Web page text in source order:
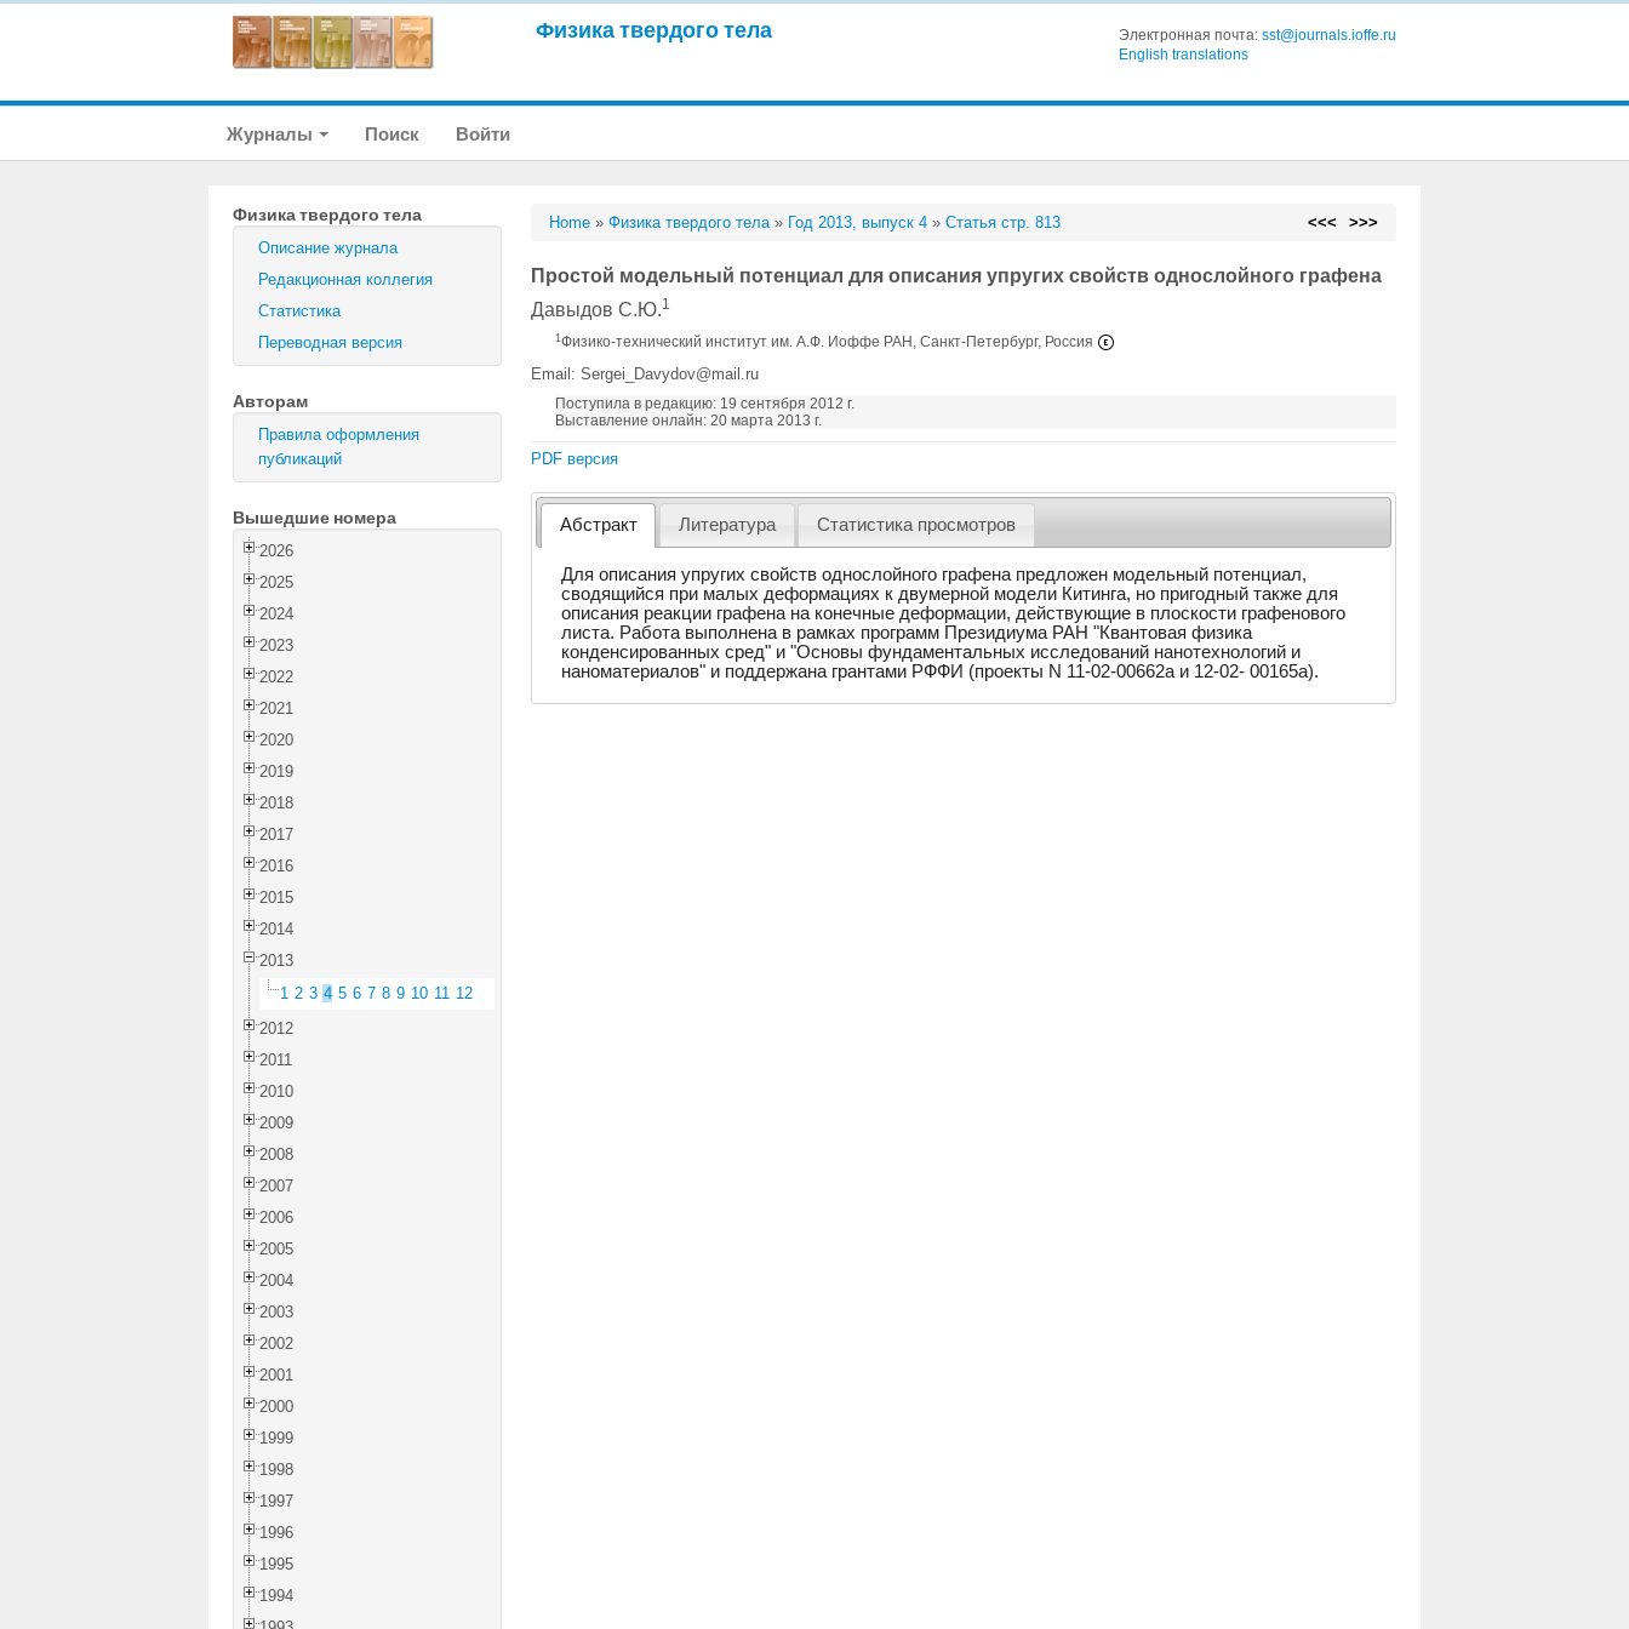
Физика твердого тела Электронная почта: sst@journals.ioffe.ru
English translations
Журналы Поиск Войти
Физика твердого тела
Описание журнала
Редакционная коллегия
Статистика
Переводная версия
Авторам
Правила оформления
публикаций
Вышедшие номера
2026
2025
2024
2023
2022
2021
2020
2019
2018
2017
2016
2015
2014
2013
1 2 3 4 5 6 7 8 9 10 11 12
2012
2011
2010
2009
2008
2007
2006
2005
2004
2003
2002
2001
2000
1999
1998
1997
1996
1995
1994
Home »Физика твердого тела» Год 2013, выпуск 4 »Статья стр. 813 <<< >>>
Простой модельный потенциал для описания упругих свойств однослойного графена
Давыдов С.Ю.1
1Физико-технический институт им. А.Ф. Иоффе РАН, Санкт-Петербург, Россия
Email: Sergei_Davydov@mail.ru
Поступила в редакцию: 19 сентября 2012 г.
Выставление онлайн: 20 марта 2013 г.
PDF версия
Абстракт Литература Статистика просмотров
Для описания упругих свойств однослойного графена предложен модельный потенциал,
сводящийся при малых деформациях к двумерной модели Китинга, но пригодный также для
описания реакции графена на конечные деформации, действующие в плоскости графенового
листа. Работа выполнена в рамках программ Президиума РАН "Квантовая физика
конденсированных сред" и "Основы фундаментальных исследований нанотехнологий и
наноматериалов" и поддержана грантами РФФИ (проекты N 11-02-00662а и 12-02- 00165а).